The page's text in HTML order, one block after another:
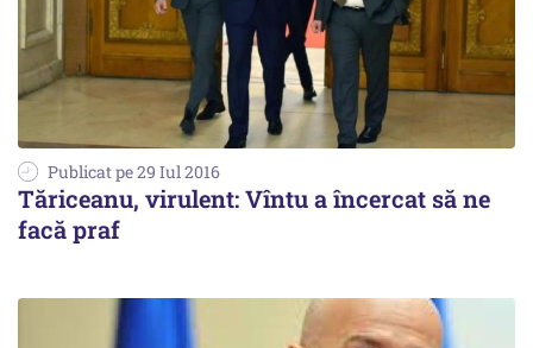
Publicat pe 29 Iul 2016
Tăriceanu, virulent: Vîntu a încercat să ne
facă praf